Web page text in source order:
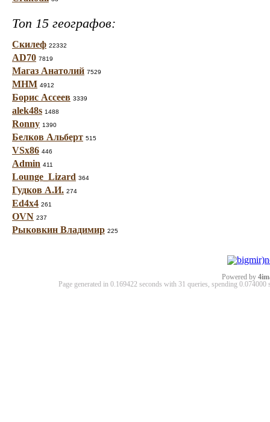
Топ 15 географов:
Скилеф 22332
AD70 7819
Магаз Анатолий 7529
МНМ 4912
Борис Ассеев 3339
alek48s 1488
Ronny 1390
Белков Альберт 515
VSx86 446
Admin 411
Lounge_Lizard 364
Гудков А.И. 274
Ed4x4 261
OVN 237
Рыковкин Владимир 225
Powered by
Page generated in 0.169422 seconds with 31 queries, spending